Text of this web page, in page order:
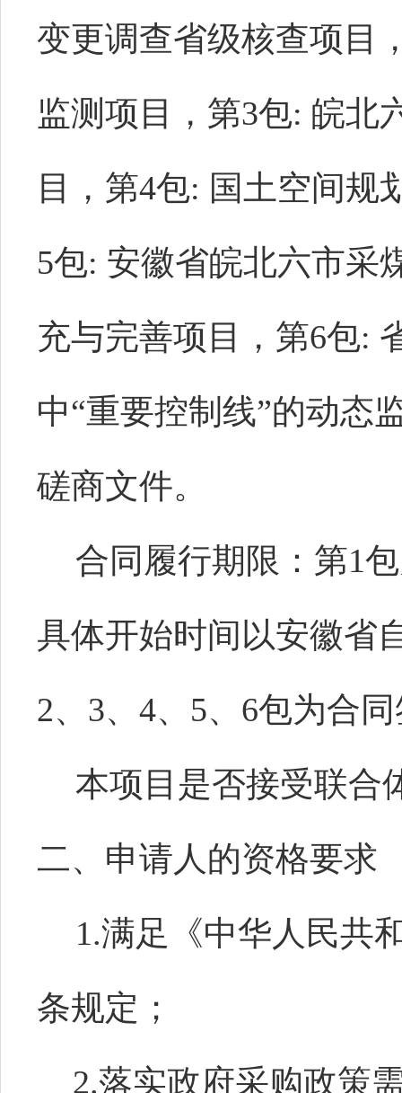
变更调查省级核查项目
监测项目，第3包: 皖北
目，第4包: 国土空间规
5包: 安徽省皖北六市采
充与完善项目，第6包:
中“重要控制线”的动态
磋商文件。
合同履行期限：第1
具体开始时间以安徽省
2、3、4、5、6包为合
本项目是否接受联合
二、申请人的资格要求
1.满足《中华人民共
条规定；
2.落实政府采购政策